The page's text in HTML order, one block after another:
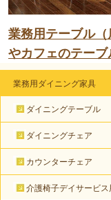
業務用テーブル
やカフェのテーブ
業務用ダイニング家具
ダイニングテーブル
ダイニングチェア
カウンターチェア
介護椅子デイサービス